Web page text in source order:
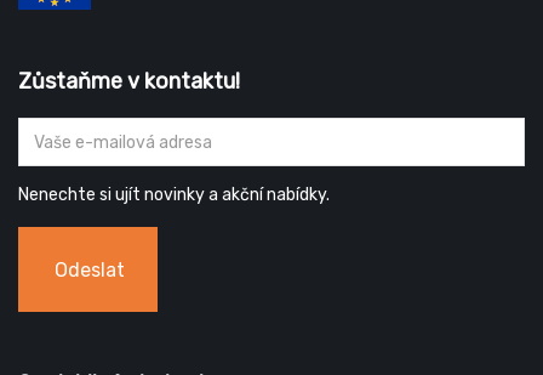
Zůstaňme v kontaktu!
Nenechte si ujít novinky a akční nabídky.
Odeslat